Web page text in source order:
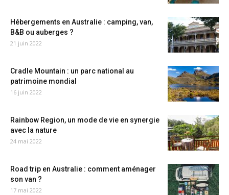
Hébergements en Australie : camping, van,
B&B ou auberges ?
21 juin 2022
Cradle Mountain : un parc national au
patrimoine mondial
16 juin 2022
Rainbow Region, un mode de vie en synergie
avec la nature
24 mai 2022
Road trip en Australie : comment aménager
son van ?
17 mai 2022